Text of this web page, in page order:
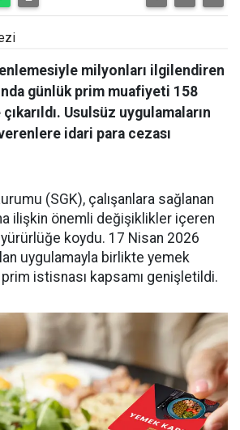
milyonları ilgilendiren
günlük prim muafiyeti 158
çıkarıldı. Usulsüz uygulamaların
idari para cezası
(SGK), çalışanlara sağlanan
ilişkin önemli değişiklikler içeren
koydu. 17 Nisan 2026
uygulamayla birlikte yemek
istisnası kapsamı genişletildi.